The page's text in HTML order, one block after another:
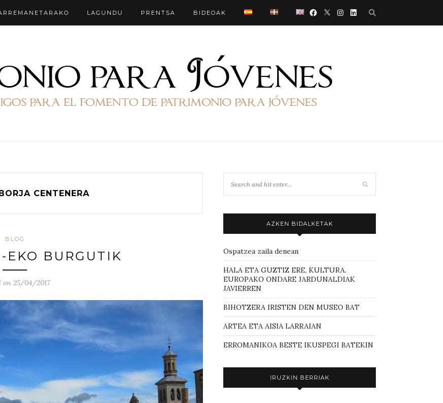
LAGUNDU PRENTSA BIDEOAK
CENTENERA
BLOG
EKO BURGUTIK
on 25/04/2017
AZKEN BIDALKETAK
Ospatzea zaila denean
HALA ETA GUZTIZ ERE, KULTURA.
EUROPAKO ONDARE JARDUNALDIAK
JAVIERREN
BIHOTZERA IRISTEN DEN MUSEO BAT
ARTEA ETA AISIA LARRAIAN
ERROMANIKOA BESTE IKUSPEGI BATEKIN
IRUZKIN BERRIAK